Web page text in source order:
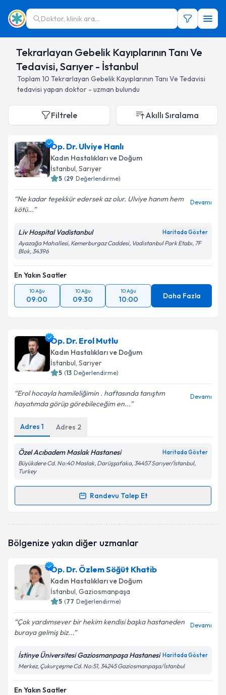
Doktor, klinik ara...
Tekrarlayan Gebelik Kayıplarının Tanı Ve
Tedavisi, Sarıyer - İstanbul
Toplam 10 Tekrarlayan Gebelik Kayıplarının Tanı Ve Tedavisi
tedavisi yapan doktor - uzman bulundu
Filtrele Akıllı Sıralama
Op. Dr. Ulviye Hanlı
Kadın Hastalıkları ve Doğum
İstanbul, Sarıyer
5 (29 Değerlendirme)
Ne kadar teşekkür edersek az olur. Ulviye hanım hem
kötü...
Devamı
Liv Hospital Vadistanbul Haritada Göster
Ayazağa Mahallesi, Kemerburgaz Caddesi, Vadistanbul Park Etabı, 7F
Blok, 34396
En Yakın Saatler
10 Ağu
09:00
10 Ağu
09:30
10 Ağu
10:00 Daha Fazla
Op. Dr. Erol Mutlu
Kadın Hastalıkları ve Doğum
İstanbul, Sarıyer
5 (13 Değerlendirme)
Erol hocayla hamileliğimin . haftasında tanıştım
hayatımda görüp görebileceğim en...
Devamı
Adres 1 Adres 2
Özel Acıbadem Maslak Hastanesi Haritada Göster
Büyükdere Cd. No:40 Maslak, Darüşşafaka, 34457 Sarıyer/İstanbul,
Turkey
Randevu Talep Et
Randevu Takvimi Talebi
oluşturun. Size bu uzmandan randevu almanız için bir
E-posta Adresiniz
Kişisel verilerimin işlenmesine ilişkinAydınlatma
Metni'ni okudum ve kişisel verilerimin belirtilen
Bölgenize yakın diğer uzmanlar
Op. Dr. Özlem Söğüt Khatib
Kadın Hastalıkları ve Doğum
İstanbul, Gaziosmanpaşa
5 (77 Değerlendirme)
Çok yardımsever bir hekim kendisi başka hastaneden
buraya gelmiş biz...
Devamı
İstinye Üniversitesi Gaziosmanpaşa Hastanesi Haritada Göster
Merkez, Çukurçeşme Cd. No:51, 34245 Gaziosmanpaşa/İstanbul
En Yakın Saatler